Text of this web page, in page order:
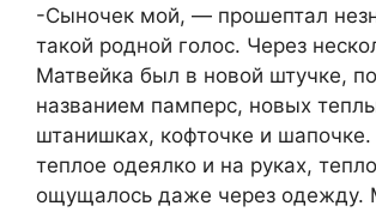
-Сыночек мой, — прошептал
такой родной голос. Через
Матвейка был в новой штучке,
названием памперс, новых
штанишках, кофточке и шапочке.
теплое одеялко и на руках,
ощущалось даже через одежду.